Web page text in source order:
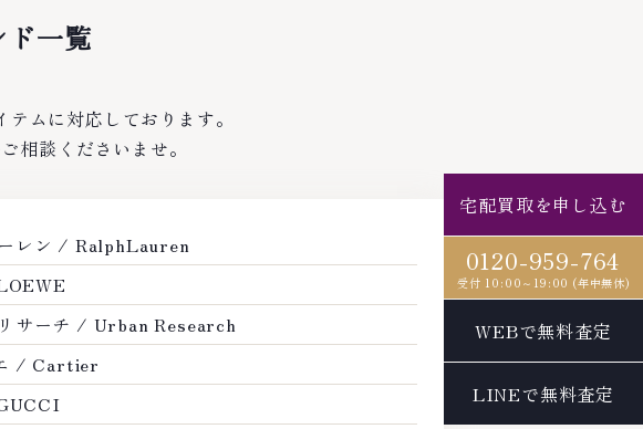
ド一覧
ムに対応しております。
相談くださいませ。
レン / RalphLauren
サーチ / Urban Research
/ Cartier
ジン / SINN
トゥモローランド /
プラダ / PRADA
ポール アンド ジョー /
マーク ジェイコブス /
宅配買取を申し込む
0120-959-764
受付 10:00～19:00 (年中無休)